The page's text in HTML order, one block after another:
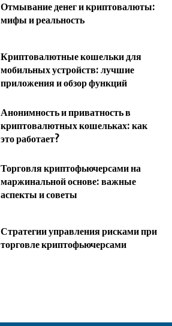
Отмывание денег и криптовалюты:
мифы и реальность
Криптовалютные кошельки для
мобильных устройств: лучшие
приложения и обзор функций
Анонимность и приватность в
криптовалютных кошельках: как
это работает?
Торговля криптофьючерсами на
маржинальной основе: важные
аспекты и советы
Стратегии управления рисками при
торговле криптофьючерсами